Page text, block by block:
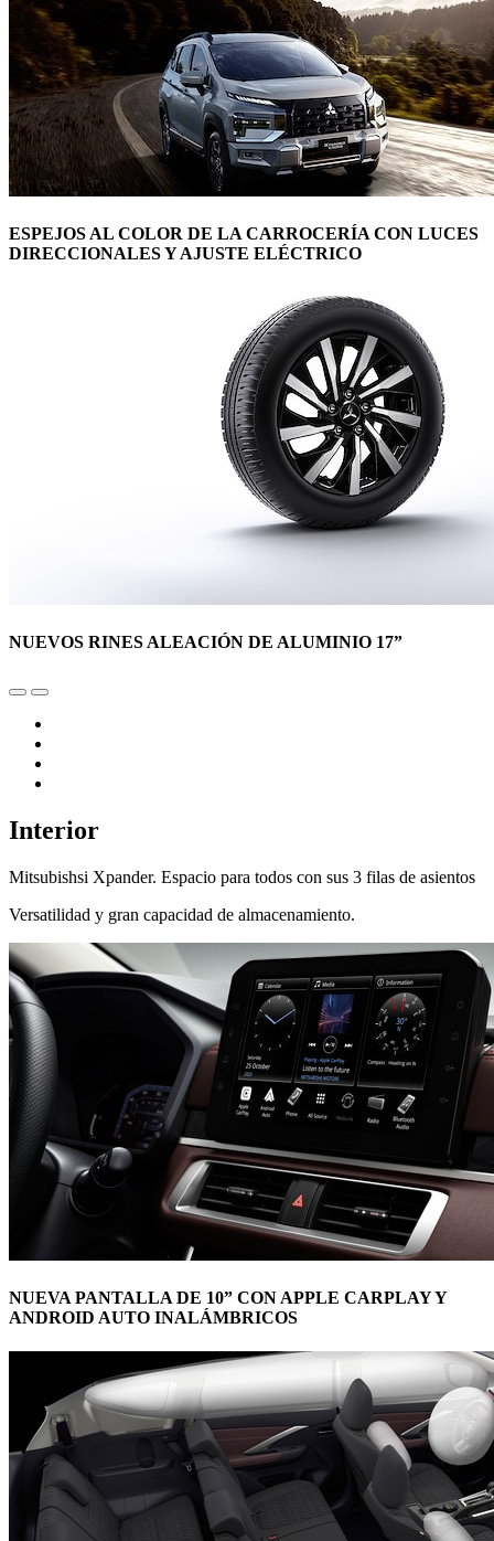
ESPEJOS AL COLOR DE LA CARROCERÍA CON LUCES
DIRECCIONALES Y AJUSTE ELÉCTRICO
NUEVOS RINES ALEACIÓN DE ALUMINIO 17”
Interior
Mitsubishsi Xpander. Espacio para todos con sus 3 filas de asientos
Versatilidad y gran capacidad de almacenamiento.
NUEVA PANTALLA DE 10” CON APPLE CARPLAY Y
ANDROID AUTO INALÁMBRICOS